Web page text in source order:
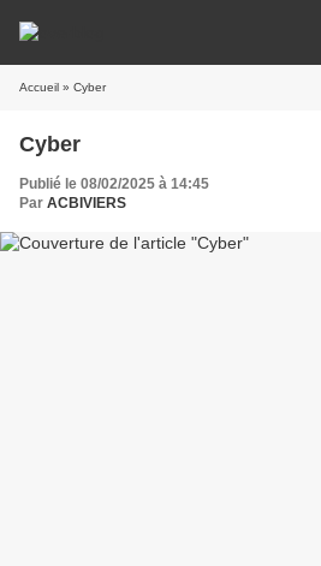
Accueil » Cyber
Cyber
Publié le 08/02/2025 à 14:45
Par ACBIVIERS